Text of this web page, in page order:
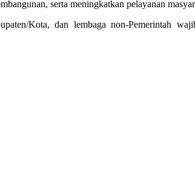
serta meningkatkan pelayanan
Kota, dan lembaga non-Pemerintah